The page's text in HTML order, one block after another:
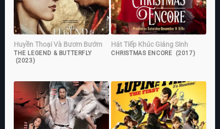
Huyền Thoại Và Bươm Bướm
THE LEGEND & BUTTERFLY
(2023)
Hát Tiếp Khúc Giáng Sinh
CHRISTMAS ENCORE (2017)